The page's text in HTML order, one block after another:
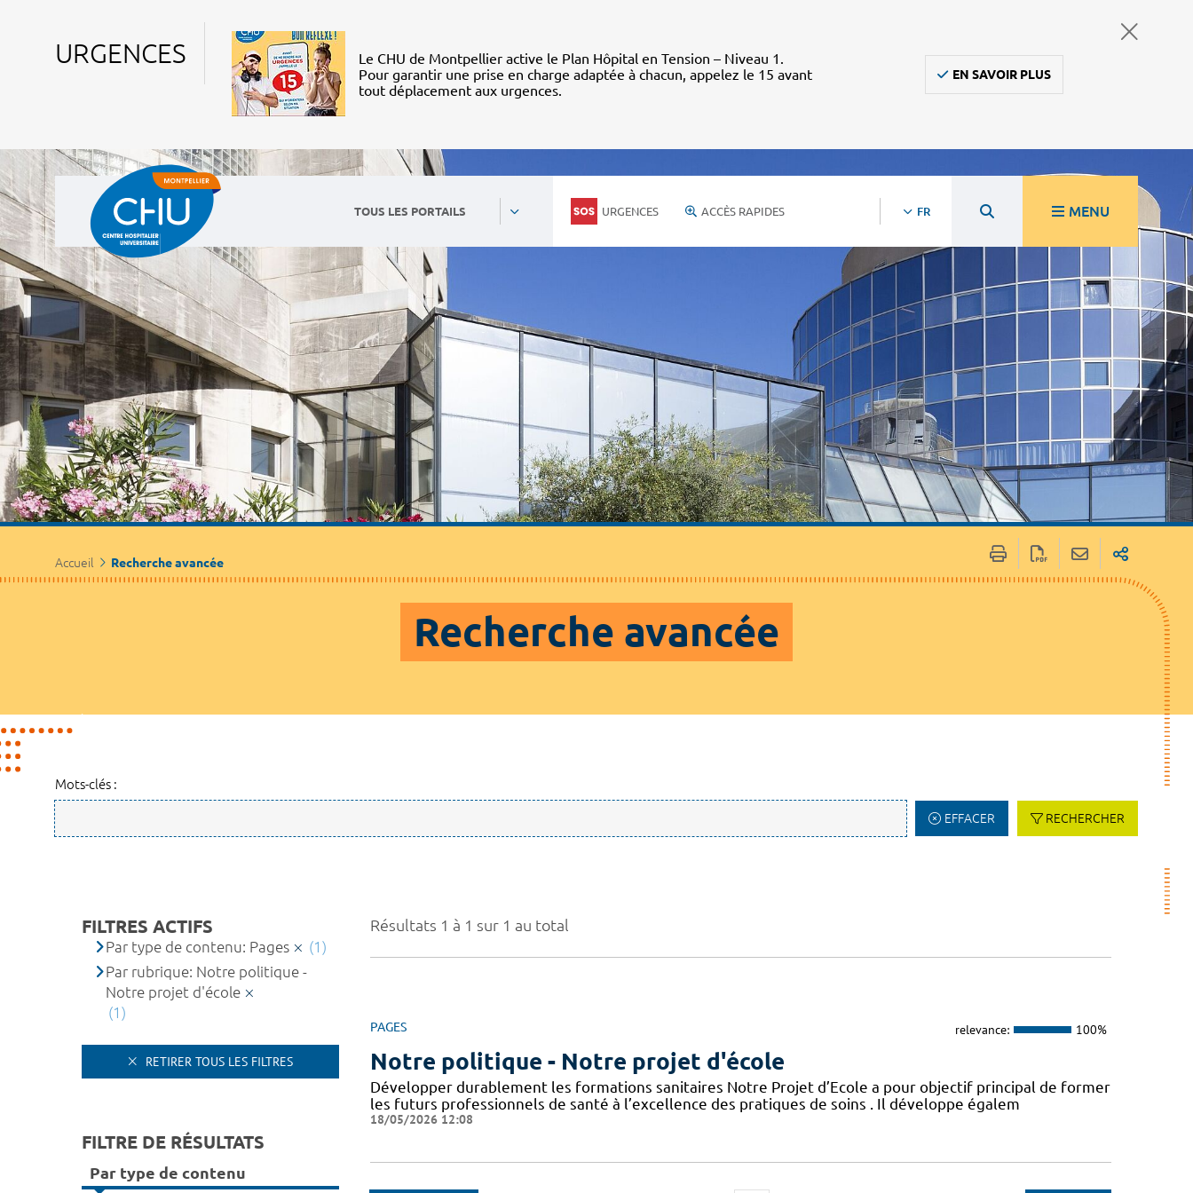
URGENCES
Le CHU de Montpellier active le Plan Hôpital en Tension – Niveau 1.
Pour garantir une prise en charge adaptée à chacun, appelez le 15 avant
tout déplacement aux urgences.
EN SAVOIR PLUS
TOUS LES PORTAILS URGENCES ACCÈS RAPIDES FR MENU
Accueil Recherche avancée
Recherche avancée
Mots-clés :
EFFACER RECHERCHER
Résultats 1 à 1 sur 1 au total
PAGES relevance: 100%
Notre politique - Notre projet d'école
Développer durablement les formations sanitaires Notre Projet d’Ecole a pour objectif principal de former
les futurs professionnels de santé à l’excellence des pratiques de soins . Il développe égalem
18/05/2026 12:08
FILTRES ACTIFS
Par type de contenu: Pages
(1)
Par rubrique: Notre politique -
Notre projet d'école
(1)
RETIRER TOUS LES FILTRES
FILTRE DE RÉSULTATS
Par type de contenu